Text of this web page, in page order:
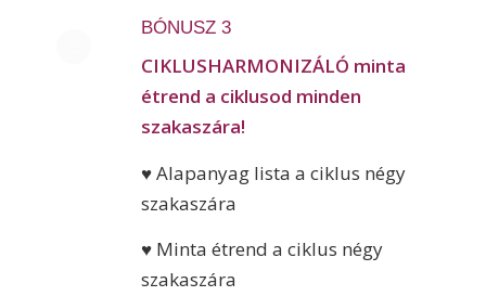
BÓNUSZ 3
CIKLUSHARMONIZÁLÓ minta
étrend a ciklusod minden
szakaszára!
♥ Alapanyag lista a ciklus négy
szakaszára
♥ Minta étrend a ciklus négy
szakaszára